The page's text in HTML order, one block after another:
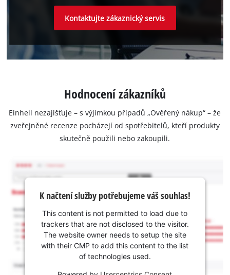
Kontaktujte zákaznický servis
Hodnocení zákazníků
Einhell nezajišťuje – s výjimkou případů „Ověřený nákup“ – že
zveřejněné recenze pocházejí od spotřebitelů, kteří produkty
skutečně použili nebo zakoupili.
K načtení služby potřebujeme váš souhlas!
This content is not permitted to load due to
trackers that are not disclosed to the visitor.
The website owner needs to setup the site
with their CMP to add this content to the list
of technologies used.